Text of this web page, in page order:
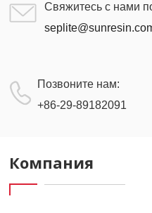
Свяжитесь с нами
Позвоните нам:
+86-29-89182091
Компания